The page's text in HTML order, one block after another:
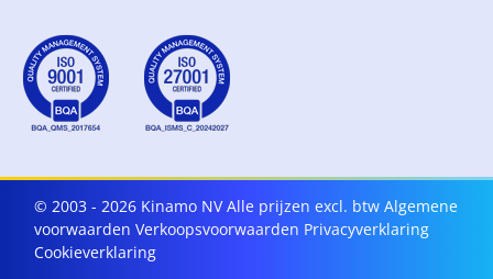
© 2003 - 2026 Kinamo NVAlle prijzen excl. btw Algemene
voorwaarden Verkoopsvoorwaarden Privacyverklaring
Cookieverklaring